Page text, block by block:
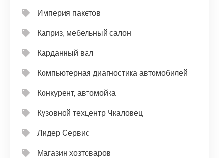
Империя пакетов
Каприз, мебельный салон
Карданный вал
Компьютерная диагностика автомобилей
Конкурент, автомойка
Кузовной техцентр Чкаловец
Лидер Сервис
Магазин хозтоваров